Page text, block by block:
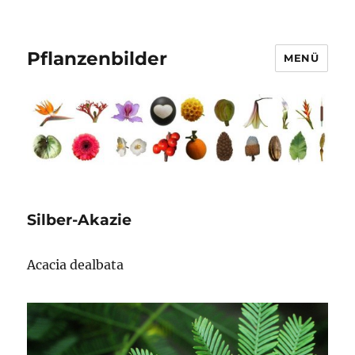
Pflanzenbilder MENÜ
Silber-Akazie
Acacia dealbata